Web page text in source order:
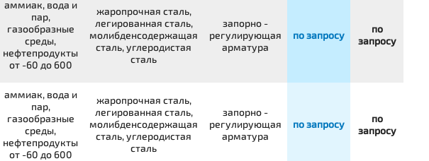
аммиак, вода и
пар,
газообразные
среды,
нефтепродукты
от -60 до 600
жаропрочная сталь,
легированная сталь,
молибденсодержащая
сталь, углеродистая
сталь
запорно -
регулирующая
арматура
по запросу
по
запросу
аммиак, вода и
пар,
газообразные
среды,
нефтепродукты
от -60 до 600
жаропрочная сталь,
легированная сталь,
молибденсодержащая
сталь, углеродистая
сталь
запорно -
регулирующая
арматура
по запросу
по
запросу